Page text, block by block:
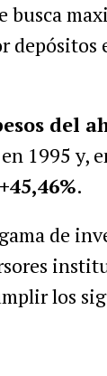
busca
del
1995 y,
.
de
los